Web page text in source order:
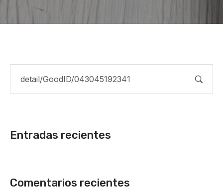
Entradas recientes
Comentarios recientes